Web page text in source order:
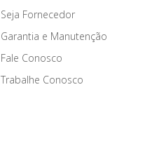
Seja Fornecedor
Garantia e Manutenção
Fale Conosco
Trabalhe Conosco